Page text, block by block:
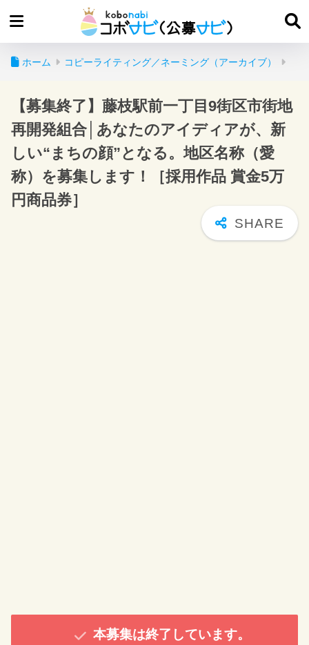
ホーム コピーライティング／ネーミング（アーカイブ）
【募集終了】藤枝駅前一丁目9街区市街地
再開発組合│あなたのアイディアが、新
しい“まちの顔”となる。地区名称（愛
称）を募集します！［採用作品 賞金5万
円商品券］
本募集は終了しています。